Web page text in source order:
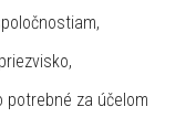
potrebné za účelom